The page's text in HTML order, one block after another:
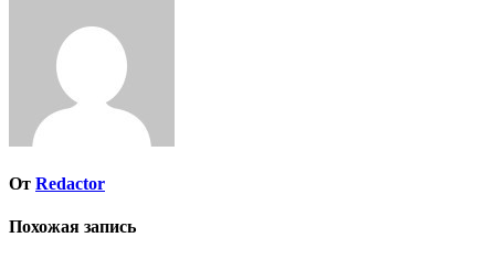
От Redactor
Похожая запись